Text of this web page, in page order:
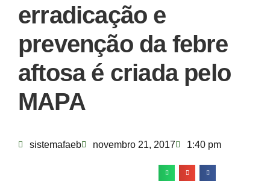
erradicação e
prevenção da febre
aftosa é criada pelo
MAPA
sistemafaeb novembro 21, 2017 1:40 pm